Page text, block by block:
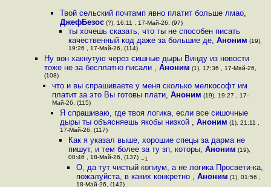
Твой сельский почтамп явно платит больше лмао,
ДжефБезос (?), 16:11 , 17-Май-26, (97)
ты хочешь сказать, что ты не способен писать
качественный код даже за большие де, Аноним (19),
19:26 , 17-Май-26, (114)
Ну вон хакнутую через сишные дыры Винду из новости
тоже не за бесплатно писали , Аноним (1), 17:36 , 17-Май-26,
(108)
что и вы спрашиваете у меня сколько мелкософт им
платит за это Вы готовы плати, Аноним (19), 19:27 , 17-
Май-26, (115)
Я спрашиваю, где твоя логика, если все сишочные
дыры ты объясняешь якобы низкой ,Аноним (1), 21:11 ,
17-Май-26, (117)
Как я указал выше, хорошие спецы за дарма не
пишут, и тем более за ту зп, которы, Аноним (19),
00:46 , 18-Май-26, (137) –1
О, да тут чистый копиум, а не логика Просвети-ка,
пожалуйста, в каких конкретно , Аноним (1), 01:56 ,